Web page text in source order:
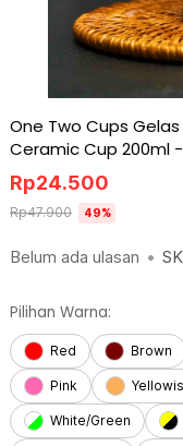
One Two Cups
Ceramic Cup 200ml -
Belum ada ulasan •
Rp24.500
Rp47.900 49%
Pilihan Warna:
Red Brown
Pink
White/Green